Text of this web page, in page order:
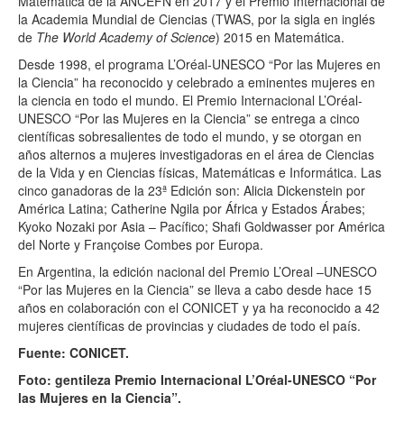
la Academia Mundial de Ciencias (TWAS, por la sigla en inglés
de The World Academy of Science) 2015 en Matemática.
Desde 1998, el programa L’Oréal-UNESCO “Por las Mujeres en
la Ciencia” ha reconocido y celebrado a eminentes mujeres en
la ciencia en todo el mundo. El Premio Internacional L’Oréal-
UNESCO “Por las Mujeres en la Ciencia” se entrega a cinco
científicas sobresalientes de todo el mundo, y se otorgan en
años alternos a mujeres investigadoras en el área de Ciencias
de la Vida y en Ciencias físicas, Matemáticas e Informática. Las
cinco ganadoras de la 23ª Edición son: Alicia Dickenstein por
América Latina; Catherine Ngila por África y Estados Árabes;
Kyoko Nozaki por Asia – Pacífico; Shafi Goldwasser por América
del Norte y Françoise Combes por Europa.
En Argentina, la edición nacional del Premio L’Oreal –UNESCO
“Por las Mujeres en la Ciencia” se lleva a cabo desde hace 15
años en colaboración con el CONICET y ya ha reconocido a 42
mujeres científicas de provincias y ciudades de todo el país.
Fuente: CONICET.
Foto: gentileza Premio Internacional L’Oréal-UNESCO “Por
las Mujeres en la Ciencia”.